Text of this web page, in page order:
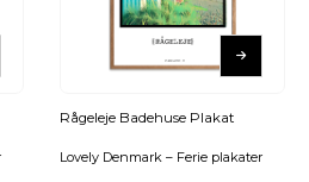
Rågeleje Badehuse Plakat
Lovely Denmark – Ferie plakater